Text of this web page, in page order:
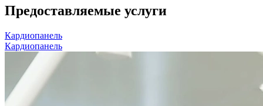
Предоставляемые услуги
Кардиопанель
Кардиопанель